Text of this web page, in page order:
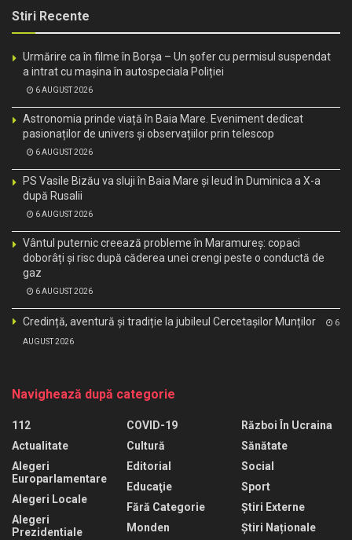
Stiri Recente
Urmărire ca în filme în Borșa – Un șofer cu permisul suspendat
a intrat cu mașina în autospeciala Poliției
6 AUGUST 2026
Astronomia prinde viață în Baia Mare. Eveniment dedicat
pasionaților de univers și observațiilor prin telescop
6 AUGUST 2026
PS Vasile Bizău va sluji în Baia Mare și Ieud în Duminica a X-a
după Rusalii
6 AUGUST 2026
Vântul puternic creează probleme în Maramureș: copaci
doborâți și risc după căderea unei crengi peste o conductă de
gaz
6 AUGUST 2026
Credință, aventură și tradiție la jubileul Cercetașilor Munților 6
AUGUST 2026
Navighează după categorie
112
Actualitate
Alegeri
Europarlamentare
Alegeri Locale
Alegeri
Prezidentiale
COVID-19
Cultură
Editorial
Educaţie
Fără Categorie
Monden
Război În Ucraina
Sănătate
Social
Sport
Știri Externe
Știri Naționale